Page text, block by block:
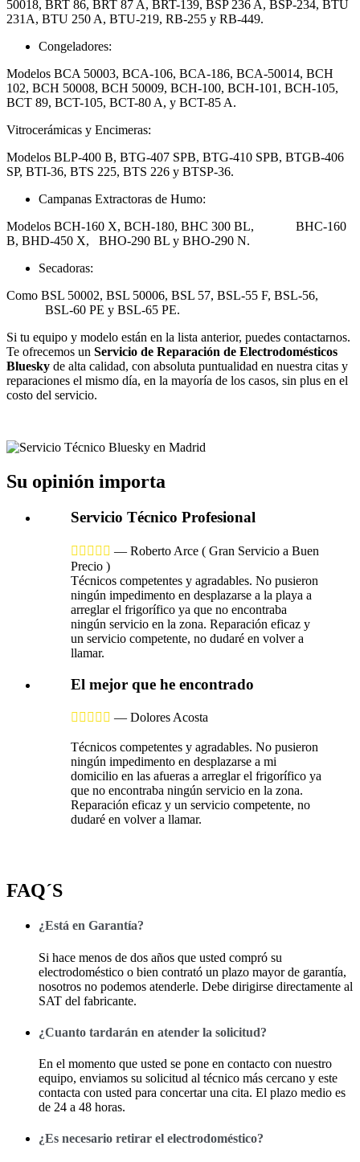
50018, BRT 86, BRT 87 A, BRT-139, BSP 236 A, BSP-234, BTU
231A, BTU 250 A, BTU-219, RB-255 y RB-449.
Congeladores:
Modelos BCA 50003, BCA-106, BCA-186, BCA-50014, BCH
102, BCH 50008, BCH 50009, BCH-100, BCH-101, BCH-105,
BCT 89, BCT-105, BCT-80 A, y BCT-85 A.
Vitrocerámicas y Encimeras:
Modelos BLP-400 B, BTG-407 SPB, BTG-410 SPB, BTGB-406
SP, BTI-36, BTS 225, BTS 226 y BTSP-36.
Campanas Extractoras de Humo:
Modelos BCH-160 X, BCH-180, BHC 300 BL, BHC-160
B, BHD-450 X, BHO-290 BL y BHO-290 N.
Secadoras:
Como BSL 50002, BSL 50006, BSL 57, BSL-55 F, BSL-56,
BSL-60 PE y BSL-65 PE.
Si tu equipo y modelo están en la lista anterior, puedes contactarnos.
Te ofrecemos un Servicio de Reparación de Electrodomésticos
Bluesky de alta calidad, con absoluta puntualidad en nuestra citas y
reparaciones el mismo día, en la mayoría de los casos, sin plus en el
costo del servicio.
Su opinión importa
Servicio Técnico Profesional
     — Roberto Arce ( Gran Servicio a Buen
Precio )
Técnicos competentes y agradables. No pusieron
ningún impedimento en desplazarse a la playa a
arreglar el frigorífico ya que no encontraba
ningún servicio en la zona. Reparación eficaz y
un servicio competente, no dudaré en volver a
llamar.
El mejor que he encontrado
     — Dolores Acosta
Técnicos competentes y agradables. No pusieron
ningún impedimento en desplazarse a mi
domicilio en las afueras a arreglar el frigorífico ya
que no encontraba ningún servicio en la zona.
Reparación eficaz y un servicio competente, no
dudaré en volver a llamar.
FAQ´S
¿Está en Garantía?
Si hace menos de dos años que usted compró su
electrodoméstico o bien contrató un plazo mayor de garantía,
nosotros no podemos atenderle. Debe dirigirse directamente al
SAT del fabricante.
¿Cuanto tardarán en atender la solicitud?
En el momento que usted se pone en contacto con nuestro
equipo, enviamos su solicitud al técnico más cercano y este
contacta con usted para concertar una cita. El plazo medio es
de 24 a 48 horas.
¿Es necesario retirar el electrodoméstico?